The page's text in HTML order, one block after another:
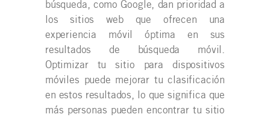
búsqueda, como Google, dan prioridad a
los sitios web que ofrecen una
experiencia móvil óptima en sus
resultados de búsqueda móvil.
Optimizar tu sitio para dispositivos
móviles puede mejorar tu clasificación
en estos resultados, lo que significa que
más personas pueden encontrar tu sitio